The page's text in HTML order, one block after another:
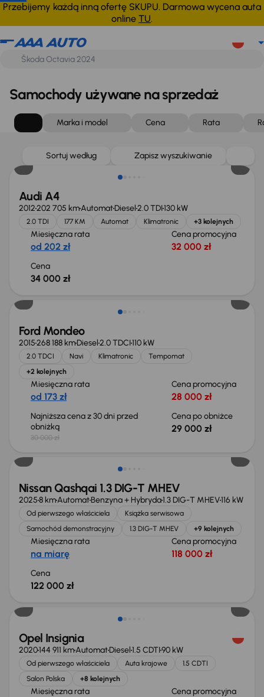
Przebijemy każdą inną ofertę SKUPU. Darmowa wycena auta
online TU.
Samochody używane na sprzedaż
Marka i model Cena Rata
Sortuj według Zapisz wyszukiwanie
Audi A4
2012202 705 kmAutomatDiesel2.0 TDI130 kW
2.0 TDI 177 KM Automat Klimatronic +3 kolejnych
Miesięczna rata
od 202 zł
Cena promocyjna
32 000 zł
Cena
34 000 zł
Ford Mondeo
2015268 188 kmDiesel2.0 TDCI110 kW
2.0 TDCI Navi Klimatronic
Tempomat
+2 kolejnych
Miesięczna rata
od 173 zł
Cena promocyjna
28 000 zł
Najniższa cena z 30 dni przed
obniżką
30 000 zł
Cena po obniżce
29 000 zł
Od nowego taniej o 36 775 zł
Nissan Qashqai 1.3 DIG-T MHEV
20258 kmAutomatBenzyna + Hybryda1.3 DIG-T MHEV116 kW
Od pierwszego właściciela
Książka serwisowa
Samochód demonstracyjny
1.3 DIG-T MHEV +9 kolejnych
Miesięczna rata
na miarę
Cena promocyjna
118 000 zł
Cena
122 000 zł
Opel Insignia
2020144 911 kmAutomatDiesel1.5 CDTI90 kW
Od pierwszego właściciela Auta krajowe
1.5 CDTI
Salon Polska
+8 kolejnych
Miesięczna rata Cena promocyjna